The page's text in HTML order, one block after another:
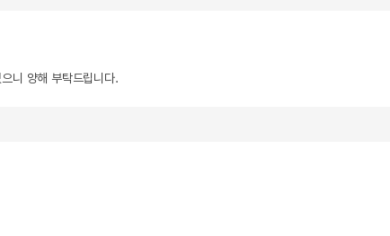
니 양해 부탁드립니다.